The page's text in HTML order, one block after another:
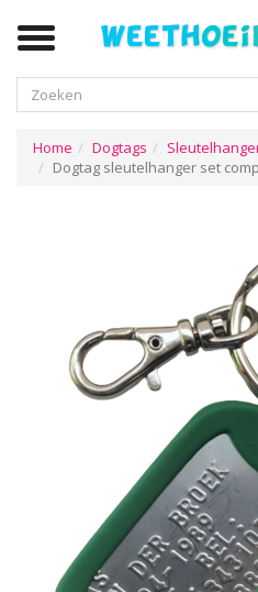
Zoeken
Home Dogtags
Dogtag sleutelhanger set